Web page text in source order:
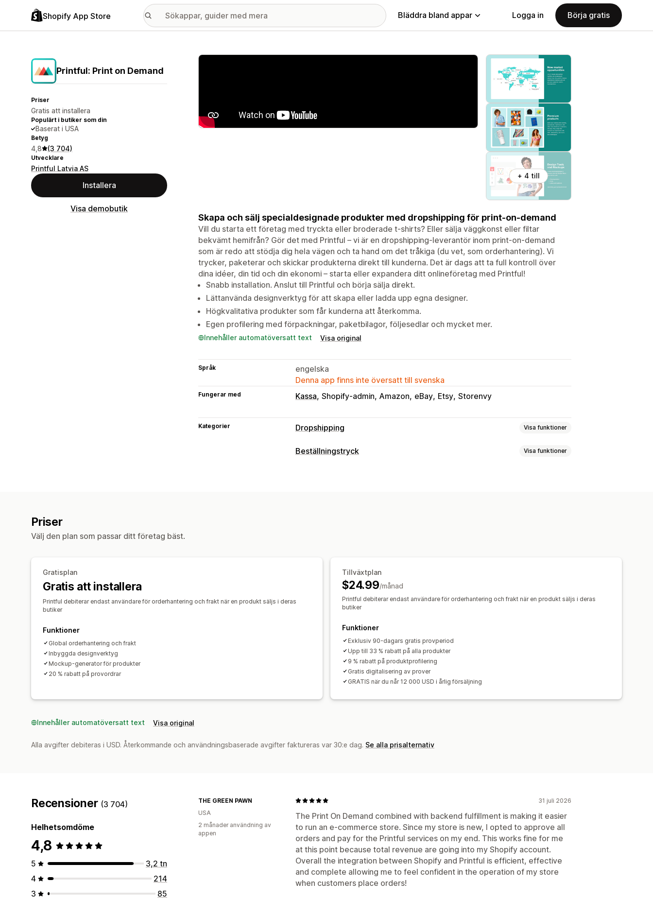
Shopify App Store Bläddra bland appar Logga in Börja gratis
Printful: Print on Demand
Priser
Gratis att installera
Populärt i butiker som din
Baserat i USA
Betyg
4,8 (3 704)
Utvecklare
Printful Latvia AS
Installera
Visa demobutik
Galleri med utvalda bilder
+ 4 till
Skapa och sälj specialdesignade produkter med dropshipping för print-on-demand
Vill du starta ett företag med tryckta eller broderade t-shirts? Eller sälja väggkonst eller filtar
bekvämt hemifrån? Gör det med Printful – vi är en dropshipping-leverantör inom print-on-demand
som är redo att stödja dig hela vägen och ta hand om det tråkiga (du vet, som orderhantering). Vi
trycker, paketerar och skickar produkterna direkt till kunderna. Det är dags att ta full kontroll över
dina idéer, din tid och din ekonomi – starta eller expandera ditt onlineföretag med Printful!
Snabb installation. Anslut till Printful och börja sälja direkt.
Lättanvända designverktyg för att skapa eller ladda upp egna designer.
Högkvalitativa produkter som får kunderna att återkomma.
Egen profilering med förpackningar, paketbilagor, följesedlar och mycket mer.
Innehåller automatöversatt text Visa original
Språk
engelska
Denna app finns inte översatt till svenska
Fungerar med Kassa Shopify-admin Amazon eBay Etsy Storenvy
Kategorier Dropshipping Visa funktioner
Vilka produkter du kan köpa in
Beställningstryck Visa funktioner
Miljövänligt
Leveransalternativ
Bulkleverans
Global leverans Orderspårning
Priser
Välj den plan som passar ditt företag bäst.
Gratisplan
Gratis att installera
Printful debiterar endast användare för orderhantering och frakt när en produkt säljs i deras
butiker
Funktioner
Global orderhantering och frakt
Inbyggda designverktyg
Mockup-generator för produkter
20 % rabatt på provordrar
Tillväxtplan
$24.99/månad
Printful debiterar endast användare för orderhantering och frakt när en produkt säljs i deras
butiker
Funktioner
Exklusiv 90-dagars gratis provperiod
Upp till 33 % rabatt på alla produkter
9 % rabatt på produktprofilering
Gratis digitalisering av prover
GRATIS när du når 12 000 USD i årlig försäljning
Innehåller automatöversatt text Visa original
Alla avgifter debiteras i USD. Återkommande och användningsbaserade avgifter faktureras var 30:e dag. Se alla prisalternativ
Recensioner (3 704)
Helhetsomdöme
4,8
5
3,2 tn
4
214
3
85
31 juli 2026
The Print On Demand combined with backend fulfillment is making it easier
to run an e-commerce store. Since my store is new, I opted to approve all
orders and pay for the Printful services on my end. This works fine for me
at this point because total revenue are going into my Shopify account.
Overall the integration between Shopify and Printful is efficient, effective
and complete allowing me to feel confident in the operation of my store
when customers place orders!
THE GREEN PAWN
USA
2 månader användning av
appen